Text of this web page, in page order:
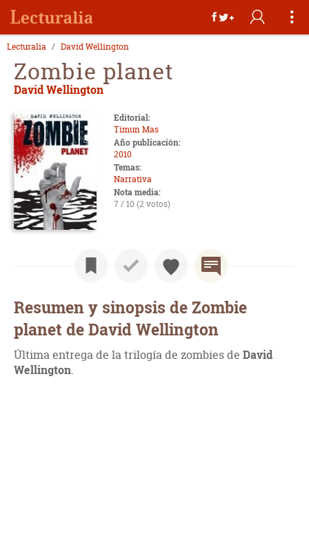
Lecturalia David Wellington
Zombie planet
David Wellington
Editorial:
Timun Mas
Año publicación:
2010
Temas:
Narrativa
Nota media:
7 / 10 (2 votos)
Resumen y sinopsis de Zombie
planet de David Wellington
Última entrega de la trilogía de zombies de David
Wellington.